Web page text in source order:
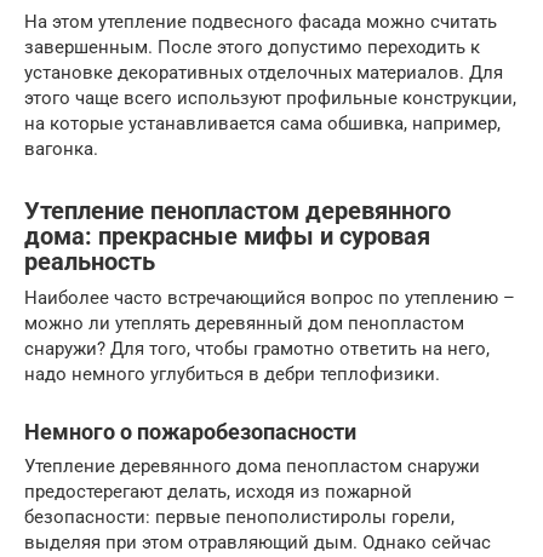
На этом утепление подвесного фасада можно считать
завершенным. После этого допустимо переходить к
установке декоративных отделочных материалов. Для
этого чаще всего используют профильные конструкции,
на которые устанавливается сама обшивка, например,
вагонка.
Утепление пенопластом деревянного
дома: прекрасные мифы и суровая
реальность
Наиболее часто встречающийся вопрос по утеплению –
можно ли утеплять деревянный дом пенопластом
снаружи? Для того, чтобы грамотно ответить на него,
надо немного углубиться в дебри теплофизики.
Немного о пожаробезопасности
Утепление деревянного дома пенопластом снаружи
предостерегают делать, исходя из пожарной
безопасности: первые пенополистиролы горели,
выделяя при этом отравляющий дым. Однако сейчас